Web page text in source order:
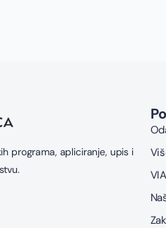
programa, apliciranje, upis i